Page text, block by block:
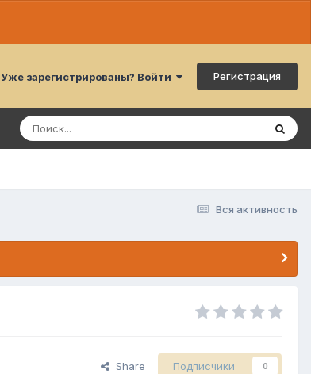
Уже зарегистрированы? Войти Регистрация
Вся активность
Share Подписчики 0